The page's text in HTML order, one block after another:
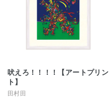
吠えろ！！！！【アートプリン
ト】
田村田